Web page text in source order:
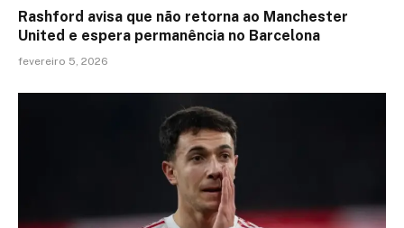
Rashford avisa que não retorna ao Manchester
United e espera permanência no Barcelona
fevereiro 5, 2026